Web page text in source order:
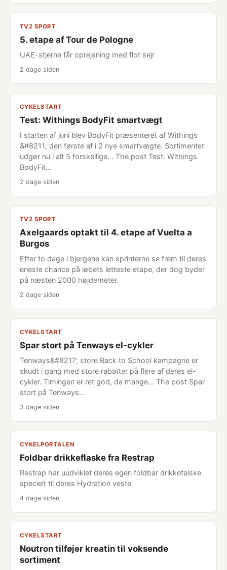
TV2 SPORT
5. etape af Tour de Pologne
UAE-stjerne får oprejsning med flot sejr
2 dage siden
CYKELSTART
Test: Withings BodyFit smartvægt
I starten af juni blev BodyFit præsenteret af Withings
&#8211; den første af i 2 nye smartvægte. Sortimentet
udgør nu i alt 5 forskellige... The post Test: Withings
BodyFit…
2 dage siden
TV2 SPORT
Axelgaards optakt til 4. etape af Vuelta a
Burgos
Efter to dage i bjergene kan sprinterne se frem til deres
eneste chance på løbets letteste etape, der dog byder
på næsten 2000 højdemeter.
2 dage siden
CYKELSTART
Spar stort på Tenways el-cykler
Tenways&#8217; store Back to School kampagne er
skudt i gang med store rabatter på flere af deres el-
cykler. Timingen er ret god, da mange... The post Spar
stort på Tenways…
3 dage siden
CYKELPORTALEN
Foldbar drikkeflaske fra Restrap
Restrap har uudviklet deres egen foldbar drikkefalske
specielt til deres Hydration veste
4 dage siden
CYKELSTART
Noutron tilføjer kreatin til voksende
sortiment